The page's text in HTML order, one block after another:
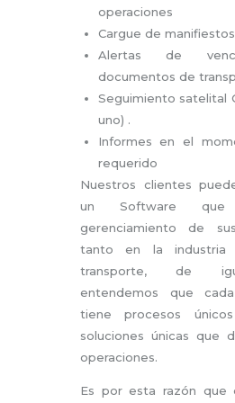
operaciones
Cargue de
Alertas de
documentos de
Seguimiento satelital
uno) .
Informes en el
requerido
Nuestros clientes
un Software
gerenciamiento de
tanto en la
transporte, de
entendemos que
tiene procesos
soluciones únicas que
operaciones.
Es por esta razón que